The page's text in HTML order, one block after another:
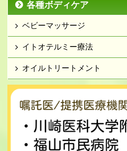
各種ボディケア
ベビーマッサージ
イトオテルミー療法
オイルトリートメント